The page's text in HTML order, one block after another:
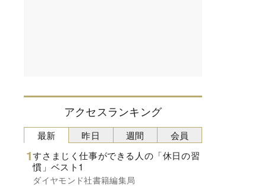
アクセスランキング
最新
すさまじく仕事ができる人の「休日の習
慣」ベスト1
ダイヤモンド社書籍編集局
昨日 週間 会員